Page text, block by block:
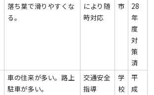
落ち葉で滑りやすくな
る。
により随
時対応
市
28
年
度
対
策
済
車の往来が多い。路上
駐車が多い。
交通安全
指導
学
校
平
成